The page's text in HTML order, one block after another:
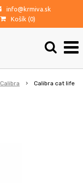
info@krmiva.sk
Košík (0)
Calibra
Calibra cat life